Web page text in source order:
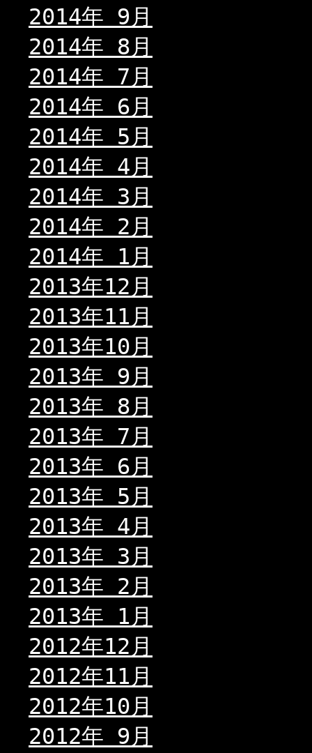
2014年 9月
2014年 8月
2014年 7月
2014年 6月
2014年 5月
2014年 4月
2014年 3月
2014年 2月
2014年 1月
2013年12月
2013年11月
2013年10月
2013年 9月
2013年 8月
2013年 7月
2013年 6月
2013年 5月
2013年 4月
2013年 3月
2013年 2月
2013年 1月
2012年12月
2012年11月
2012年10月
2012年 9月